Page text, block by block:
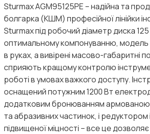
Sturmax AGM95125PE – надійна та
болгарка (КШМ) професійної лінійки
Sturmax під робочий діаметр диска
оптимальному компонуванню, модель
в руках, а вивірені масово-габаритні
сприяють кращому контролю
роботі в умовах важкого доступу.
оснащений потужним 1200 Вт
додатковим бронюванням армованою
та абразивних частинок, і
підвищеної міцності – все це